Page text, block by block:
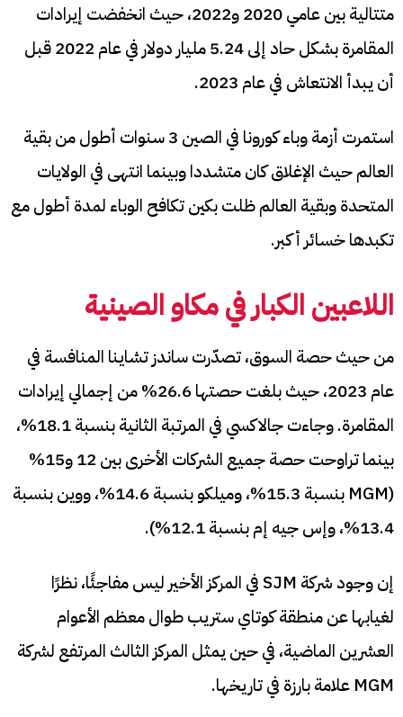
متتالية بين عامي 2020 و2022، حيث انخفضت إيرادات
المقامرة بشكل حاد إلى 5.24 مليار دولار في عام 2022 قبل
أن يبدأ الانتعاش في عام 2023.
استمرت أزمة وباء كورونا في الصين 3 سنوات أطول من بقية
العالم حيث الإغلاق كان متشددا وبينما انتهى في الولايات
المتحدة وبقية العالم ظلت بكين تكافح الوباء لمدة أطول مع
تكبدها خسائر أكبر.
اللاعبين الكبار في مكاو الصينية
من حيث حصة السوق، تصدّرت ساندز تشاينا المنافسة في
عام 2023، حيث بلغت حصتها 26.6% من إجمالي إيرادات
المقامرة. وجاءت جالاكسي في المرتبة الثانية بنسبة 18.1%،
بينما تراوحت حصة جميع الشركات الأخرى بين 12 و15%
(MGM بنسبة 15.3%، وميلكو بنسبة 14.6%، ووين بنسبة
13.4%، وإس جيه إم بنسبة 12.1%).
إن وجود شركة SJM في المركز الأخير ليس مفاجئًا، نظرًا
لغيابها عن منطقة كوتاي ستريب طوال معظم الأعوام
العشرين الماضية، في حين يمثل المركز الثالث المرتفع لشركة
MGM علامة بارزة في تاريخها.